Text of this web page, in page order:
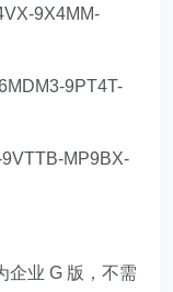
9X4MM-
9PT4T-
MP9BX-
企业 G 版，不需